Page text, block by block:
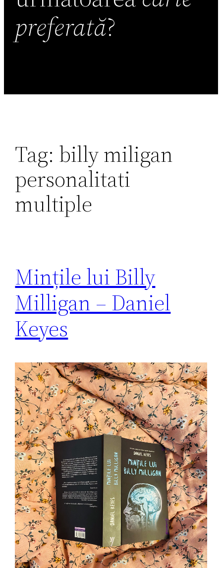
preferată?
Tag: billy miligan
personalitati
multiple
Mințile lui Billy
Milligan – Daniel
Keyes